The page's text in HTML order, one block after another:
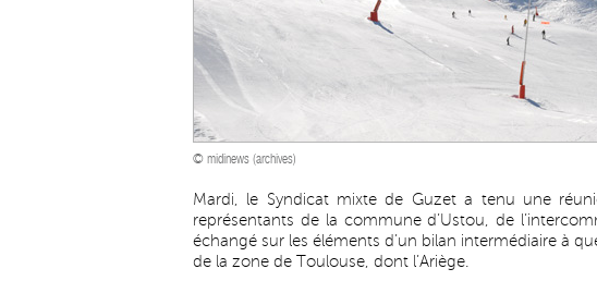
© midinews (archives)
Mardi, le Syndicat mixte de Guzet a tenu une
représentants de la commune d’Ustou, de
échangé sur les éléments d’un bilan intermédiaire à
de la zone de Toulouse, dont l’Ariège.